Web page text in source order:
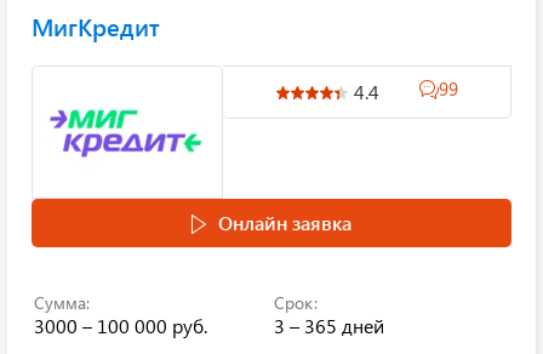
МигКредит
4.4 99
Онлайн заявка
Сумма:
3000 – 100 000 руб.
Срок:
3 – 365 дней